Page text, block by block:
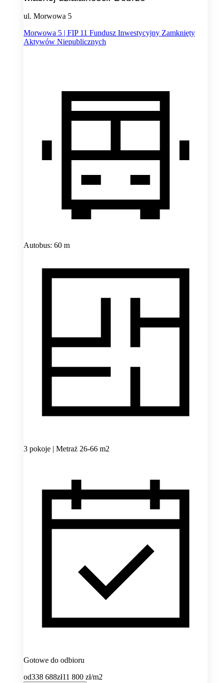
ul. Morwowa 5
Morwowa 5 | FIP 11 Fundusz Inwestycyjny Zamknięty
Aktywów Niepublicznych
Autobus: 60 m
3 pokoje | Metraż 26-66 m2
Gotowe do odbioru
od338 688zł11 800 zł/m2